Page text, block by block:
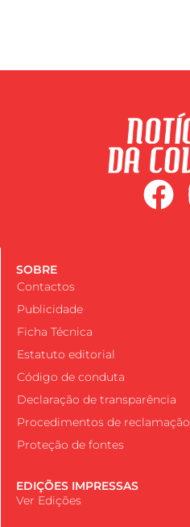
SOBRE
Contactos
Publicidade
Ficha Técnica
Estatuto editorial
Código de conduta
Declaração de transparência
Procedimentos de reclamação
Proteção de fontes
EDIÇÕES IMPRESSAS
Ver Edições